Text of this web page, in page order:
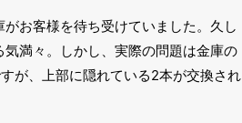
お客様を待ち受けていました。久し
満々。しかし、実際の問題は金庫の
が、上部に隠れている2本が交換され